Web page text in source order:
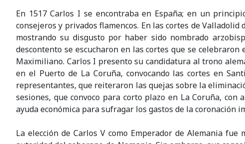
En 1517 Carlos I se encontraba en España; en un
consejeros y privados flamencos. En las cortes de
mostrando su disgusto por haber sido nombrado
descontento se escucharon en las cortes que se
Maximiliano. Carlos I presento su candidatura al trono
en el Puerto de La Coruña, convocando las cortes en
representantes, que reiteraron las quejas sobre la
sesiones, que convoco para corto plazo en La Coruña,
ayuda económica para sufragar los gastos de la coronación
La elección de Carlos V como Emperador de Alemania